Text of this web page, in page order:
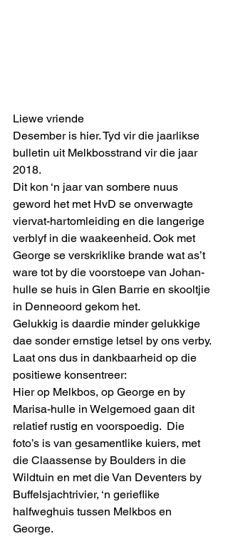
Liewe vriende
Desember is hier. Tyd vir die jaarlikse
bulletin uit Melkbosstrand vir die jaar
2018.
Dit kon ‘n jaar van sombere nuus
geword het met HvD se onverwagte
viervat-hartomleiding en die langerige
verblyf in die waakeenheid. Ook met
George se verskriklike brande wat as’t
ware tot by die voorstoepe van Johan-
hulle se huis in Glen Barrie en skooltjie
in Denneoord gekom het.
Gelukkig is daardie minder gelukkige
dae sonder ernstige letsel by ons verby.
Laat ons dus in dankbaarheid op die
positiewe konsentreer:
Hier op Melkbos, op George en by
Marisa-hulle in Welgemoed gaan dit
relatief rustig en voorspoedig.  Die
foto’s is van gesamentlike kuiers, met
die Claassense by Boulders in die
Wildtuin en met die Van Deventers by
Buffelsjachtrivier, ‘n gerieflike
halfweghuis tussen Melkbos en
George.